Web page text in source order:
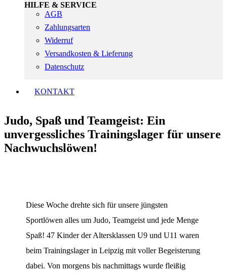
HILFE & SERVICE
AGB
Zahlungsarten
Widerruf
Versandkosten & Lieferung
Datenschutz
KONTAKT
Judo, Spaß und Teamgeist: Ein
unvergessliches Trainingslager für unsere
Nachwuchslöwen!
Diese Woche drehte sich für unsere jüngsten
Sportlöwen alles um Judo, Teamgeist und jede Menge
Spaß! 47 Kinder der Altersklassen U9 und U11 waren
beim Trainingslager in Leipzig mit voller Begeisterung
dabei. Von morgens bis nachmittags wurde fleißig